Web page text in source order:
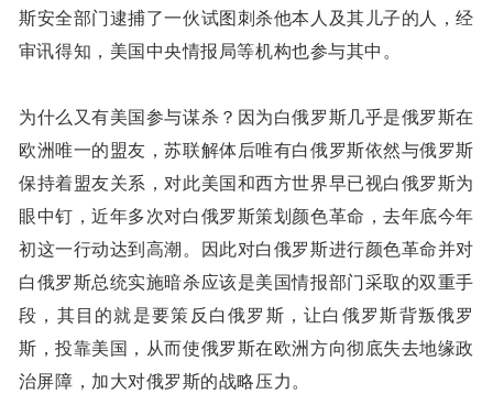
斯安全部门逮捕了一伙试图刺杀他本人及其儿子的人，经
审讯得知，美国中央情报局等机构也参与其中。
为什么又有美国参与谋杀？因为白俄罗斯几乎是俄罗斯在
欧洲唯一的盟友，苏联解体后唯有白俄罗斯依然与俄罗斯
保持着盟友关系，对此美国和西方世界早已视白俄罗斯为
眼中钉，近年多次对白俄罗斯策划颜色革命，去年底今年
初这一行动达到高潮。因此对白俄罗斯进行颜色革命并对
白俄罗斯总统实施暗杀应该是美国情报部门采取的双重手
段，其目的就是要策反白俄罗斯，让白俄罗斯背叛俄罗
斯，投靠美国，从而使俄罗斯在欧洲方向彻底失去地缘政
治屏障，加大对俄罗斯的战略压力。